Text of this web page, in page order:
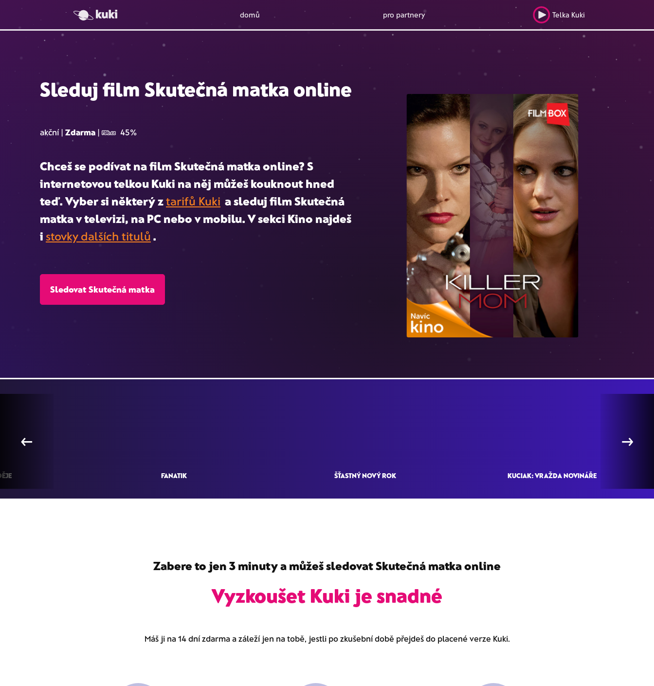
domů pro partnery Telka Kuki
Sleduj film Skutečná matka online
akční | Zdarma | 45%
Chceš se podívat na filmSkutečná matka online? S
internetovou telkou Kuki na něj můžeš kouknout hned
teď. Vyber si některý ztarifů Kuki a sleduj filmSkutečná
matkav televizi, na PC nebo v mobilu. V sekci Kino najdeš
i stovky dalších titulů .
Sledovat Skutečná matka
← →
FANATIK ŠŤASTNÝ NOVÝ ROK KUCIAK: VRAŽDA NOVINÁŘE
Zabere to jen 3 minuty a můžeš sledovatSkutečná matka online
Vyzkoušet Kuki je snadné
Máš ji na 14 dní zdarma a záleží jen na tobě, jestli po zkušební době přejdeš do placené verze Kuki.